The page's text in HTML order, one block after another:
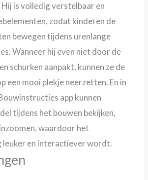
is volledig verstelbaar en
zodat kinderen de
bewegen tijdens urenlange
Wanneer hij even niet door de
schurken aanpakt, kunnen ze de
een mooi plekje neerzetten. En in
app kunnen
tijdens het bouwen bekijken,
waardoor het
leuker en interactiever wordt.